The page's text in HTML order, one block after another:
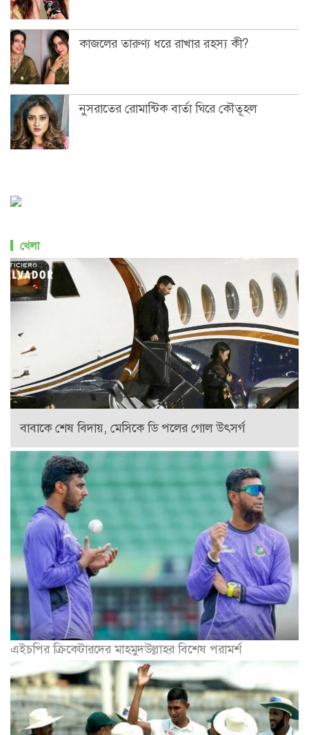
কাজলের তারুণ্য ধরে রাখার রহস্য কী?
নুসরাতের রোমান্টিক বার্তা ঘিরে কৌতূহল
খেলা
বাবাকে শেষ বিদায়, মেসিকে ডি পলের গোল উৎসর্গ
এইচপির ক্রিকেটারদের মাহমুদউল্লাহর বিশেষ পরামর্শ